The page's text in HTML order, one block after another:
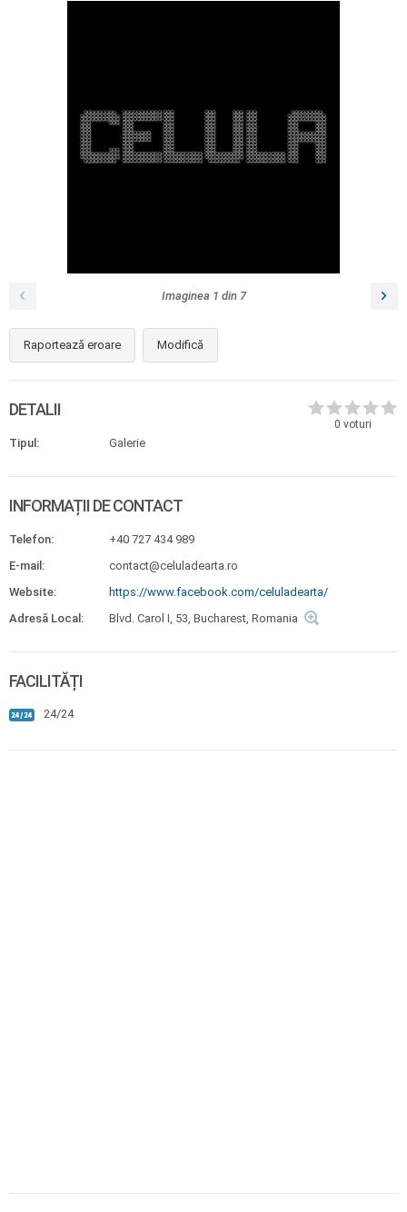
Imaginea 1 din 7
Raportează eroare Modifică
0 voturi
DETALII
Tipul: Galerie
INFORMAȚII DE CONTACT
Telefon:
+40 727 434 989
E-mail:
contact@celuladearta.ro
Website:
https://www.facebook.com/celuladearta/
Adresă Local:
Blvd. Carol I, 53, Bucharest, Romania
FACILITĂȚI
24/24